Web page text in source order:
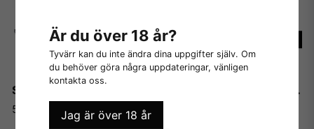
Shock - Molinberry
55 kr
Captain Rum - Molinberry
Är du över 18 år?
Tyvärr kan du inte ändra dina uppgifter själv. Om
du behöver göra några uppdateringar, vänligen
kontakta oss.
Jag är över 18 år